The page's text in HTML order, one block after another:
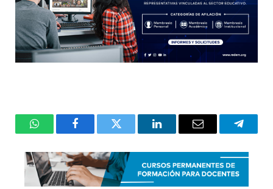
WhatsAppFacebookTwitter LinkedInEmail